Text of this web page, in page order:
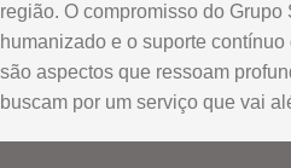
região. O compromisso do
humanizado e o suporte
são aspectos que ressoam
buscam por um serviço que vai